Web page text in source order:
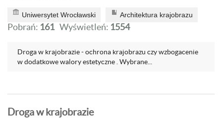
Uniwersytet Wrocławski Architektura krajobrazu
Pobrań: 161 Wyświetleń: 1554
Droga w krajobrazie - ochrona krajobrazu czy wzbogacenie
w dodatkowe walory estetyczne . Wybrane...
Droga w krajobrazie